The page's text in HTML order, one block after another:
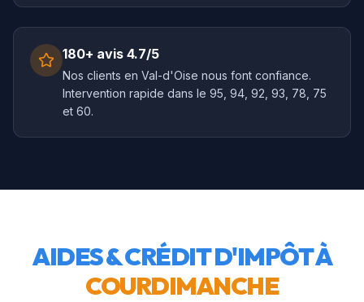
180+ avis 4.7/5
Nos clients en Val-d'Oise nous font confiance.
Intervention rapide dans le 95, 94, 92, 93, 78, 75
et 60.
AIDES & CRÉDIT D'IMPÔT À
COURDIMANCHE